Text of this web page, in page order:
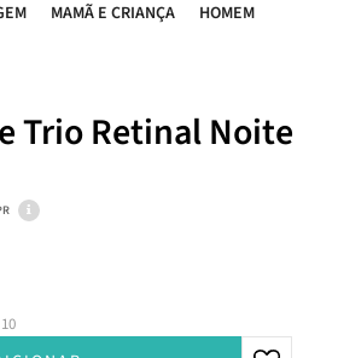
MAMÃ E CRIANÇA HOMEM
Trio Retinal Noite